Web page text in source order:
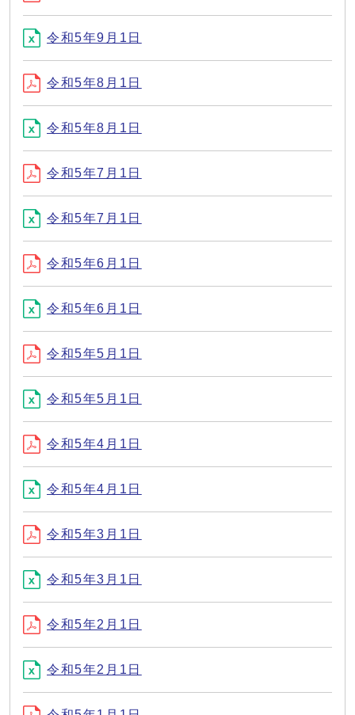
令和5年9月1日
令和5年8月1日
令和5年8月1日
令和5年7月1日
令和5年7月1日
令和5年6月1日
令和5年6月1日
令和5年5月1日
令和5年5月1日
令和5年4月1日
令和5年4月1日
令和5年3月1日
令和5年3月1日
令和5年2月1日
令和5年2月1日